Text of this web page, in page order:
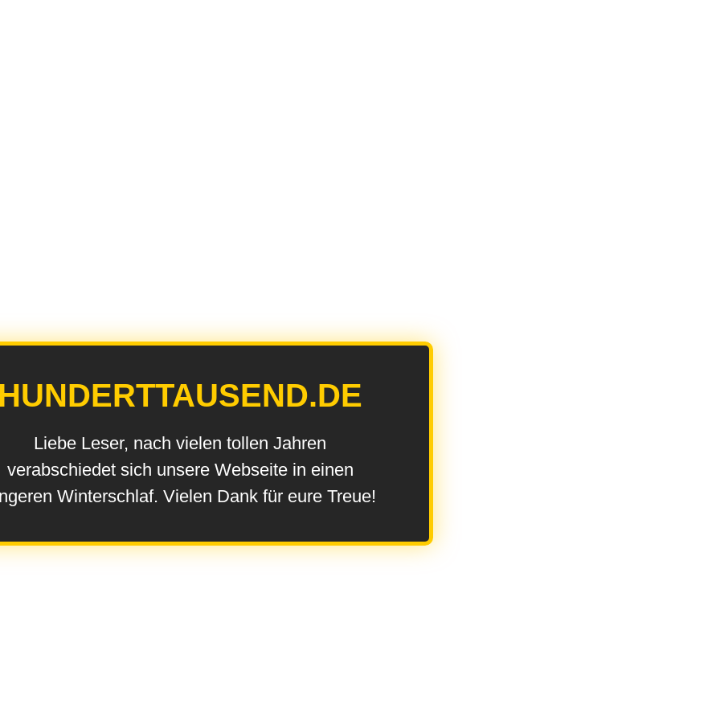
Liebe Leser, nach vielen tollen Jahren
verabschiedet sich unsere Webseite in einen
Winterschlaf. Vielen Dank für eure Treue!